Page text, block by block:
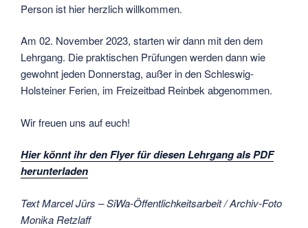
Person ist hier herzlich willkommen.
Am 02. November 2023, starten wir dann mit den dem
Lehrgang. Die praktischen Prüfungen werden dann wie
gewohnt jeden Donnerstag, außer in den Schleswig-
Holsteiner Ferien, im Freizeitbad Reinbek abgenommen.
Wir freuen uns auf euch!
Hier könnt ihr den Flyer für diesen Lehrgang als PDF
herunterladen
Text Marcel Jürs – SiWa-Öffentlichkeitsarbeit / Archiv-Foto
Monika Retzlaff